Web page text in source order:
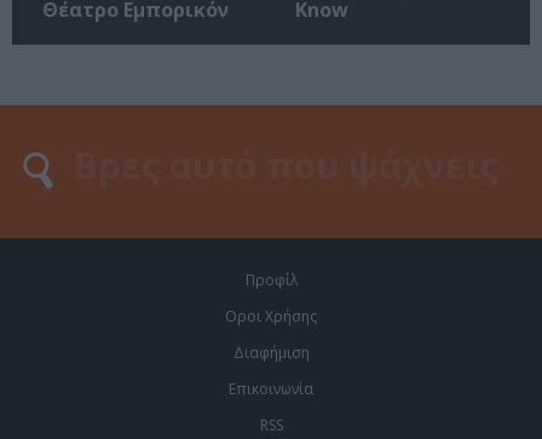
Θέατρο Εμπορικόν
Know
Προφίλ
Οροι Χρήσης
Διαφήμιση
Επικοινωνία
RSS